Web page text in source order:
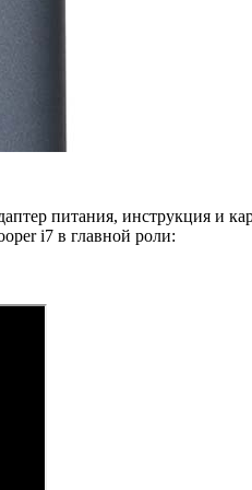
питания, инструкция и
i7 в главной роли: